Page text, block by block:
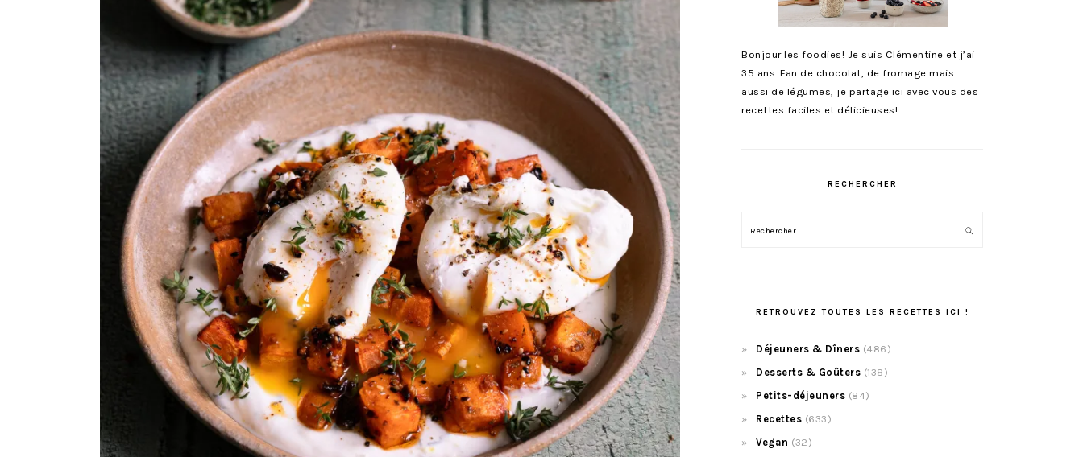
Bonjour les foodies! Je suis Clémentine et j’ai
35 ans. Fan de chocolat, de fromage mais
aussi de légumes, je partage ici avec vous des
recettes faciles et délicieuses!
RECHERCHER
Rechercher
RETROUVEZ TOUTES LES RECETTES ICI !
Déjeuners & Dîners (486)
Desserts & Goûters (138)
Petits-déjeuners (84)
Recettes (633)
Vegan (32)